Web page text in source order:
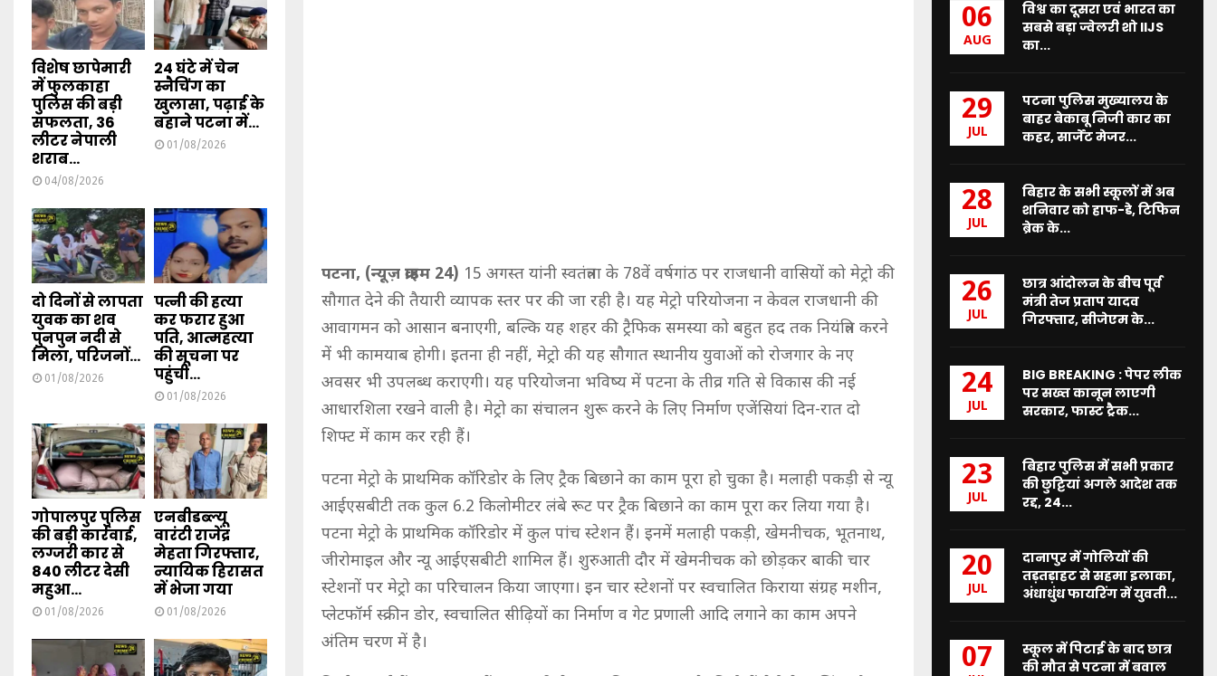
पटना, (न्यूज़ क्राइम 24) 15 अगस्त यांनी स्वतंत्रता के 78वें वर्षगांठ पर राजधानी वासियों को मेट्रो की
सौगात देने की तैयारी व्यापक स्तर पर की जा रही है। यह मेट्रो परियोजना न केवल राजधानी की
आवागमन को आसान बनाएगी, बल्कि यह शहर की ट्रैफिक समस्या को बहुत हद तक नियंत्रित करने
में भी कामयाब होगी। इतना ही नहीं, मेट्रो की यह सौगात स्थानीय युवाओं को रोजगार के नए
अवसर भी उपलब्ध कराएगी। यह परियोजना भविष्य में पटना के तीव्र गति से विकास की नई
आधारशिला रखने वाली है। मेट्रो का संचालन शुरू करने के लिए निर्माण एजेंसियां दिन-रात दो
शिफ्ट में काम कर रही हैं।
पटना मेट्रो के प्राथमिक कॉरिडोर के लिए ट्रैक बिछाने का काम पूरा हो चुका है। मलाही पकड़ी से न्यू
आईएसबीटी तक कुल 6.2 किलोमीटर लंबे रूट पर ट्रैक बिछाने का काम पूरा कर लिया गया है।
पटना मेट्रो के प्राथमिक कॉरिडोर में कुल पांच स्टेशन हैं। इनमें मलाही पकड़ी, खेमनीचक, भूतनाथ,
जीरोमाइल और न्यू आईएसबीटी शामिल हैं। शुरुआती दौर में खेमनीचक को छोड़कर बाकी चार
स्टेशनों पर मेट्रो का परिचालन किया जाएगा। इन चार स्टेशनों पर स्वचालित किराया संग्रह मशीन,
प्लेटफॉर्म स्क्रीन डोर, स्वचालित सीढ़ियों का निर्माण व गेट प्रणाली आदि लगाने का काम अपने
अंतिम चरण में है।
विशेष छापेमारी
में फुलकाहा
पुलिस की बड़ी
सफलता, 36
लीटर नेपाली
शराब...
04/08/2026
24 घंटे में चेन
स्नैचिंग का
खुलासा, पढ़ाई के
बहाने पटना में...
01/08/2026
दो दिनों से लापता
युवक का शव
पुनपुन नदी से
मिला, परिजनों...
01/08/2026
पत्नी की हत्या
कर फरार हुआ
पति, आत्महत्या
की सूचना पर
पहुंची...
01/08/2026
गोपालपुर पुलिस
की बड़ी कार्रवाई,
लग्जरी कार से
840 लीटर देसी
महुआ...
01/08/2026
एनबीडब्ल्यू
वारंटी राजेंद्र
मेहता गिरफ्तार,
न्यायिक हिरासत
में भेजा गया
01/08/2026
06
AUG
विश्व का दूसरा एवं भारत का
सबसे बड़ा ज्वेलरी शो IIJS
का...
29
JUL
पटना पुलिस मुख्यालय के
बाहर बेकाबू निजी कार का
कहर, सार्जेंट मेजर...
28
JUL
बिहार के सभी स्कूलों में अब
शनिवार को हाफ-डे, टिफिन
ब्रेक के...
26
JUL
छात्र आंदोलन के बीच पूर्व
मंत्री तेज प्रताप यादव
गिरफ्तार, सीजेएम के...
24
JUL
BIG BREAKING : पेपर लीक
पर सख्त कानून लाएगी
सरकार, फास्ट ट्रैक...
23
JUL
बिहार पुलिस में सभी प्रकार
की छुट्टियां अगले आदेश तक
रद्द, 24...
20
JUL
दानापुर में गोलियों की
तड़तड़ाहट से सहमा इलाका,
अंधाधुंध फायरिंग में युवती...
07
स्कूल में पिटाई के बाद छात्र
की मौत से पटना में बवाल